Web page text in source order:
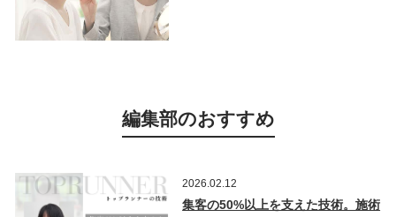
編集部のおすすめ
2026.02.12
集客の50%以上を支えた技術。施術